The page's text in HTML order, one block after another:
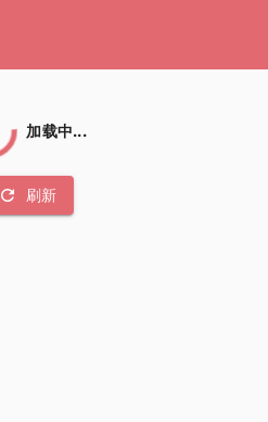
加载中...
refresh 刷新